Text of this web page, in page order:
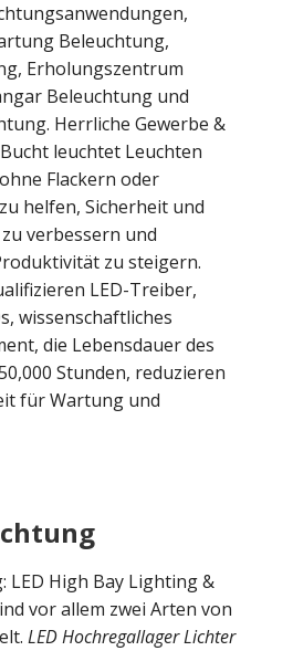
Beleuchtung,
Erholungszentrum
Beleuchtung und
Herrliche Gewerbe &
leuchtet Leuchten
Flackern oder
helfen, Sicherheit und
verbessern und
zu steigern.
LED-Treiber,
wissenschaftliches
die Lebensdauer des
Stunden, reduzieren
für Wartung und
LED High Bay Lighting &
vor allem zwei Arten von
LED Hochregallager Lichter